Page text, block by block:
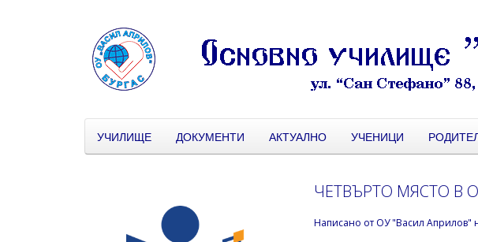
УЧИЛИЩЕ ДОКУМЕНТИ АКТУАЛНО УЧЕНИЦИ
ЧЕТВЪРТО МЯСТО В
Написано от ОУ "Васил Априлов"